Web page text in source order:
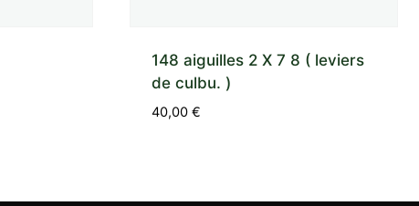
148 aiguilles 2 X 7 8 ( leviers
de culbu. )
40,00€